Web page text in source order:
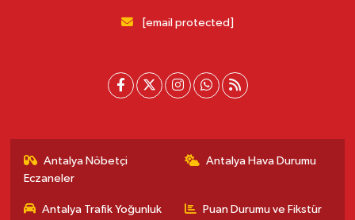
[email protected]
Antalya Nöbetçi
Eczaneler
Antalya Hava Durumu
Antalya Trafik Yoğunluk
Puan Durumu ve Fikstür